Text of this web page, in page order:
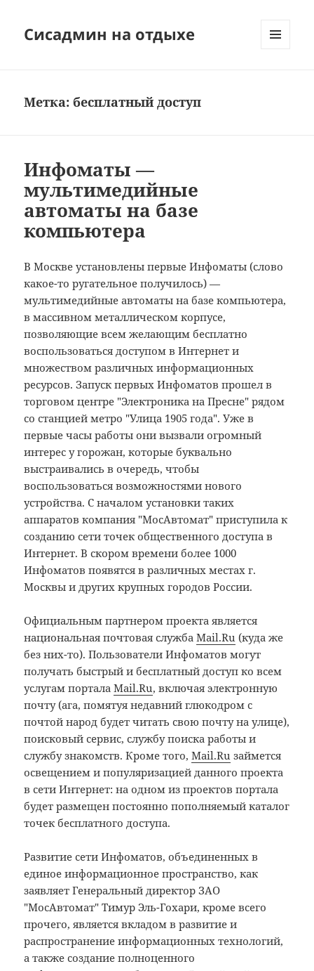
Сисадмин на отдыхе
Метка:бесплатный доступ
Инфоматы —
мультимедийные
автоматы на базе
компьютера
В Москве установлены первые Инфоматы (слово
какое-то ругательное получилось) —
мультимедийные автоматы на базе компьютера,
в массивном металлическом корпусе,
позволяющие всем желающим бесплатно
воспользоваться доступом в Интернет и
множеством различных информационных
ресурсов. Запуск первых Инфоматов прошел в
торговом центре "Электроника на Пресне" рядом
со станцией метро "Улица 1905 года". Уже в
первые часы работы они вызвали огромный
интерес у горожан, которые буквально
выстраивались в очередь, чтобы
воспользоваться возможностями нового
устройства. С началом установки таких
аппаратов компания "МосАвтомат" приступила к
созданию сети точек общественного доступа в
Интернет. В скором времени более 1000
Инфоматов появятся в различных местах г.
Москвы и других крупных городов России.
Официальным партнером проекта является
национальная почтовая службаMail.Ru (куда же
без них-то). Пользователи Инфоматов могут
получать быстрый и бесплатный доступ ко всем
услугам порталаMail.Ru, включая электронную
почту (ага, помятуя недавний глюкодром с
почтой народ будет читать свою почту на улице),
поисковый сервис, службу поиска работы и
службу знакомств. Кроме того,Mail.Ru займется
освещением и популяризацией данного проекта
в сети Интернет: на одном из проектов портала
будет размещен постоянно пополняемый каталог
точек бесплатного доступа.
Развитие сети Инфоматов, объединенных в
единое информационное пространство, как
заявляет Генеральный директор ЗАО
"МосАвтомат" Тимур Эль-Гохари, кроме всего
прочего, является вкладом в развитие и
распространение информационных технологий,
а также создание полноценного